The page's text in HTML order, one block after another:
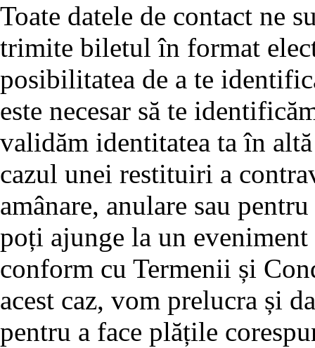
Toate datele de contact ne
trimite biletul în format
posibilitatea de a te
este necesar să te
validăm identitatea ta în
cazul unei restituiri a
amânare, anulare sau
poți ajunge la un
conform cu Termenii și
acest caz, vom prelucra și
pentru a face plățile